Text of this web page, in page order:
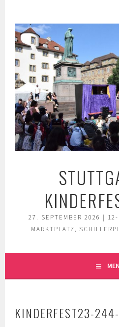
Inhalt
27. SEPTEMBER 2026 |
MARKTPLATZ,
KINDERFEST23-244-